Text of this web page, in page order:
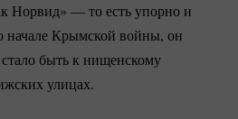
Норвид» — то есть упорно и
начале Крымской войны, он
быть к нищенскому
улицах.